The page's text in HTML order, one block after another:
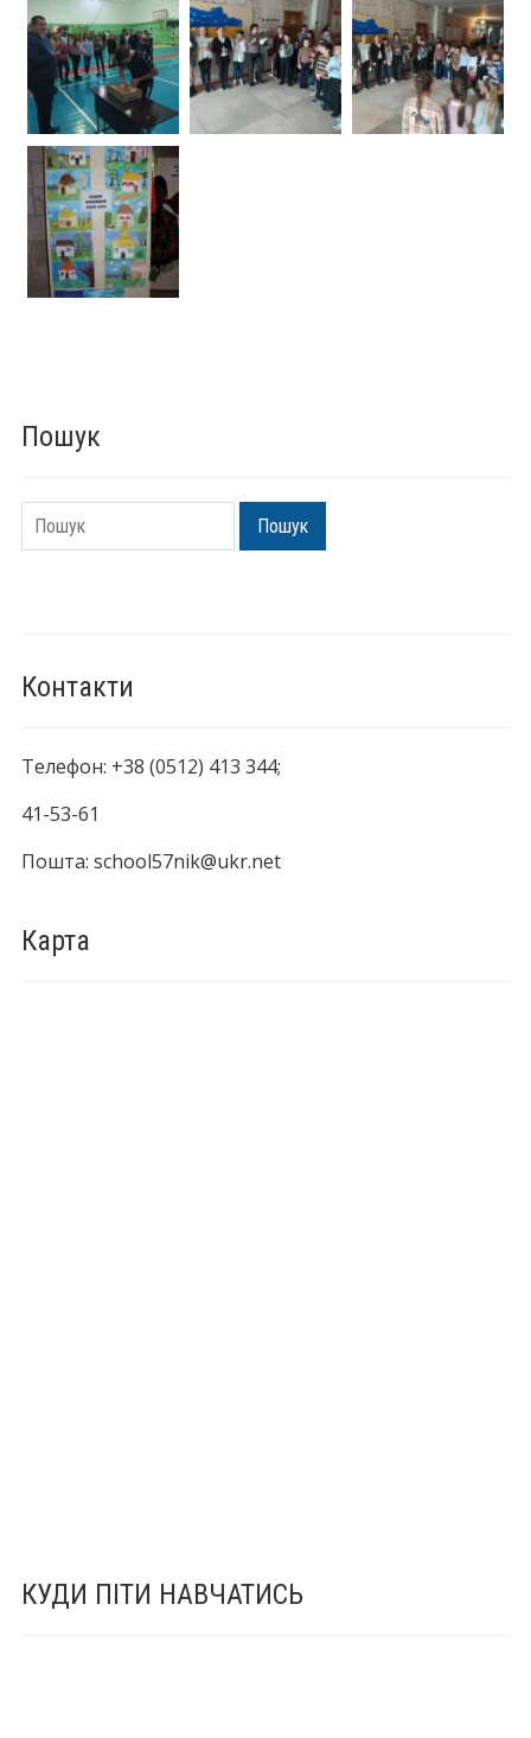
Пошук
Пошук Пошук
Контакти
Телефон: +38 (0512) 413 344;
41-53-61
Пошта: school57nik@ukr.net
Карта
КУДИ ПІТИ НАВЧАТИСЬ